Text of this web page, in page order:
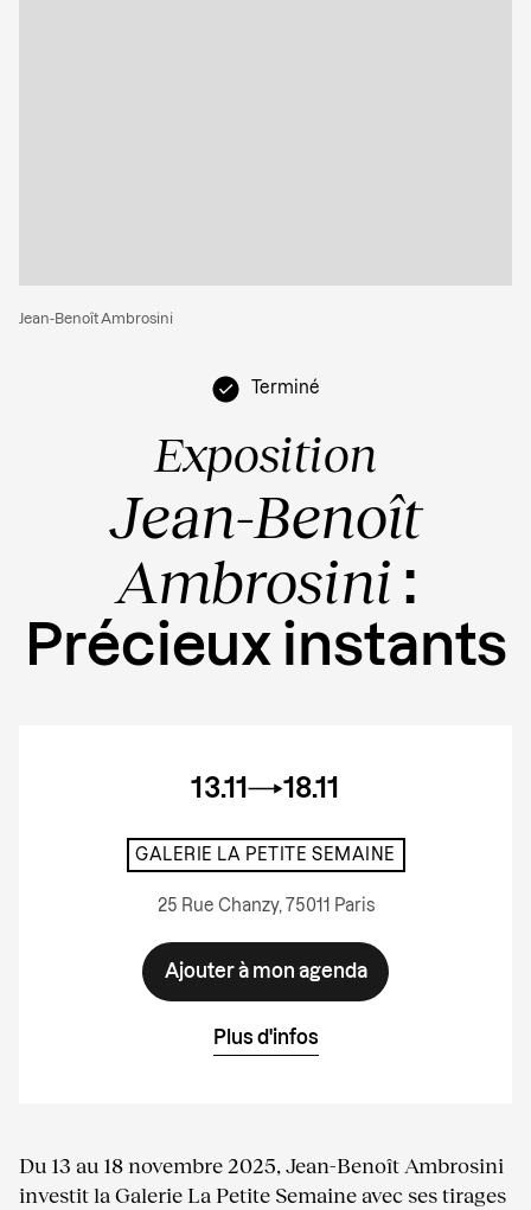
Terminé
Exposition
Jean-Benoît
Ambrosini :
Précieux instants
13.11 18.11
GALERIE LA PETITE SEMAINE
25 Rue Chanzy, 75011 Paris
Ajouter à mon agenda
Plus d'infos
Du 13 au 18 novembre 2025, Jean-Benoît Ambrosini
investit la Galerie La Petite Semaine avec ses tirages
Jean-Benoît Ambrosini